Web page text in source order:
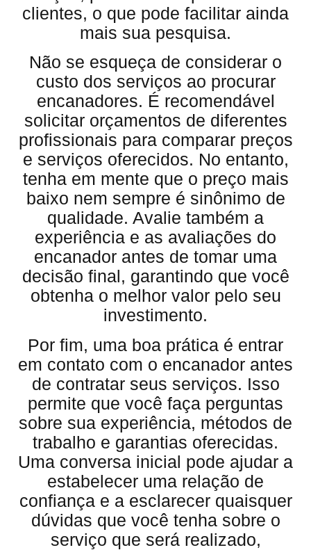
clientes, o que pode facilitar ainda
mais sua pesquisa.
Não se esqueça de considerar o
custo dos serviços ao procurar
encanadores. É recomendável
solicitar orçamentos de diferentes
profissionais para comparar preços
e serviços oferecidos. No entanto,
tenha em mente que o preço mais
baixo nem sempre é sinônimo de
qualidade. Avalie também a
experiência e as avaliações do
encanador antes de tomar uma
decisão final, garantindo que você
obtenha o melhor valor pelo seu
investimento.
Por fim, uma boa prática é entrar
em contato com o encanador antes
de contratar seus serviços. Isso
permite que você faça perguntas
sobre sua experiência, métodos de
trabalho e garantias oferecidas.
Uma conversa inicial pode ajudar a
estabelecer uma relação de
confiança e a esclarecer quaisquer
dúvidas que você tenha sobre o
serviço que será realizado,